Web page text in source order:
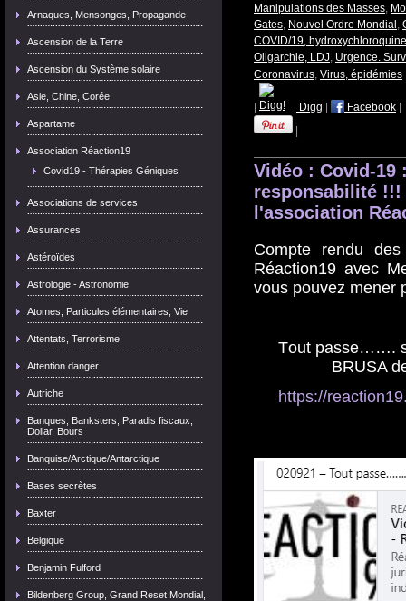
Arnaques, Mensonges, Propagande
Ascension de la Terre
Ascension du Système solaire
Asie, Chine, Corée
Aspartame
Association Réaction19
Covid19 - Thérapies Géniques
Associations de services
Assurances
Astéroïdes
Astrologie - Astronomie
Atomes, Particules élémentaires, Vie
Attentats, Terrorisme
Attention danger
Autriche
Banques, Banksters, Paradis fiscaux,
Dollar, Bours
Banquise/Arctique/Antarctique
Bases secrètes
Baxter
Belgique
Benjamin Fulford
Bildenberg Group, Grand Reset Mondial,
Manipulations des Masses
Gates Nouvel Ordre Mondial
COVID/19, hydroxychloroquine
Oligarchie, LDJ Urgence.
Coronavirus Virus, épidémies
| Digg | Facebook |
|
Vidéo : Covid-
responsabilité !!!
l'association
Compte rendu
Réaction19 avec
vous pouvez mener
Tout passe…….
BRUSA
https://